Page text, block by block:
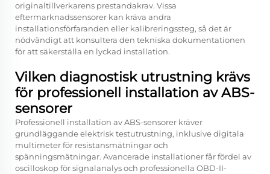
originaltillverkarens prestandakrav. Vissa
eftermarknadssensorer kan kräva andra
installationsförfaranden eller kalibreringssteg, så det är
nödvändigt att konsultera den tekniska dokumentationen
för att säkerställa en lyckad installation.
Vilken diagnostisk utrustning krävs
för professionell installation av ABS-
sensorer
Professionell installation av ABS-sensorer kräver
grundläggande elektrisk testutrustning, inklusive digitala
multimeter för resistansmätningar och
spänningsmätningar. Avancerade installationer får fördel av
oscilloskop för signalanalys och professionella OBD-II-